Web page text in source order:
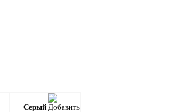
Серый